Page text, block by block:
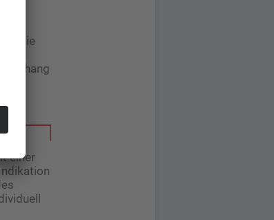
wie
Anhang
einer